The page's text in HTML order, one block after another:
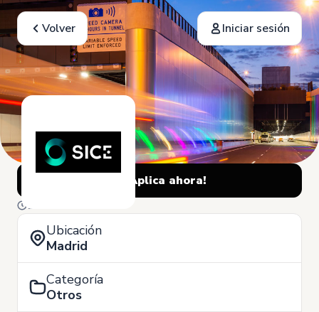
Volver Iniciar sesión
¡Aplica ahora!
14 de Julio
Ubicación
Madrid
Categoría
Otros